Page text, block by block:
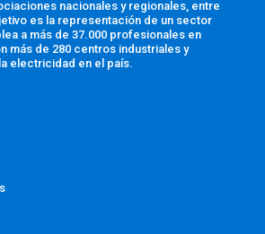
nacionales y regionales, entre
es la representación de un sector
a más de 37.000 profesionales en
más de 280 centros industriales y
electricidad en el país.